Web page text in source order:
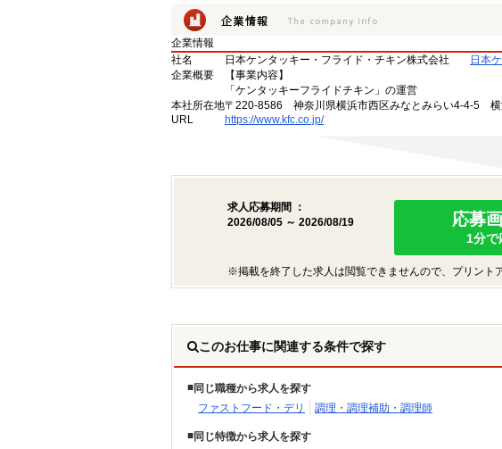
企業情報
社名
日本ケンタッキー・フライド・チキン株式会社
日本
企業概要
【事業内容】
「ケンタッキーフライドチキン」の運営
本社所在地〒220-8586 神奈川県横浜市西区みなとみらい4-4-5 横
URL
https://www.kfc.co.jp/
求人応募期間 ：
2026/08/05 ～ 2026/08/19
応募
1分
※掲載を終了した求人は閲覧できませんので、プリント
このお仕事に関連する条件で探す
同じ職種から求人を探す
ファストフード・デリ
調理・調理補助・調理師
同じ特徴から求人を探す